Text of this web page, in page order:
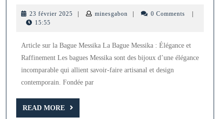
23 février 2025 23| minesgabon minesgabon
| 0 Comments
|
15:55
Article sur la Bague Messika La Bague Messika : Élégance et
Raffinement Les bagues Messika sont des bijoux d’une élégance
incomparable qui allient savoir-faire artisanal et design
contemporain. Fondée par
READ MORE
READ